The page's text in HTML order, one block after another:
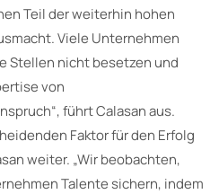
Teil der weiterhin hohen
Viele Unternehmen
Stellen nicht besetzen und
von
führt Calasan aus.
Faktor für den Erfolg
weiter. „Wir beobachten,
Talente sichern, indem